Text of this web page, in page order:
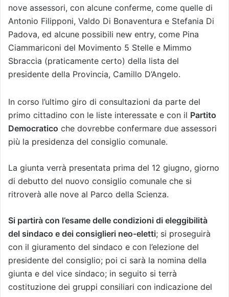
nove assessori, con alcune conferme, come quelle di
Antonio Filipponi, Valdo Di Bonaventura e Stefania Di
Padova, ed alcune possibili new entry, come Pina
Ciammariconi del Movimento 5 Stelle e Mimmo
Sbraccia (praticamente certo) della lista del
presidente della Provincia, Camillo D’Angelo.
In corso l’ultimo giro di consultazioni da parte del
primo cittadino con le liste interessate e con il Partito
Democratico che dovrebbe confermare due assessori
più la presidenza del consiglio comunale.
La giunta verrà presentata prima del 12 giugno, giorno
di debutto del nuovo consiglio comunale che si
ritroverà alle nove al Parco della Scienza.
Si partirà con l’esame delle condizioni di eleggibilità
del sindaco e dei consiglieri neo-eletti; si proseguirà
con il giuramento del sindaco e con l’elezione del
presidente del consiglio; poi ci sarà la nomina della
giunta e del vice sindaco; in seguito si terrà
costituzione dei gruppi consiliari con indicazione del